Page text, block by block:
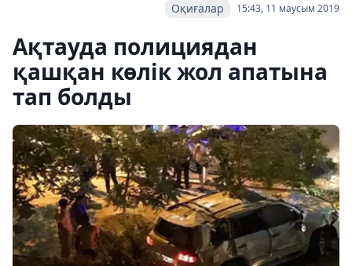
15:43, 11 маусым 2019
Оқиғалар
Ақтауда полициядан
қашқан көлік жол апатына
тап болды